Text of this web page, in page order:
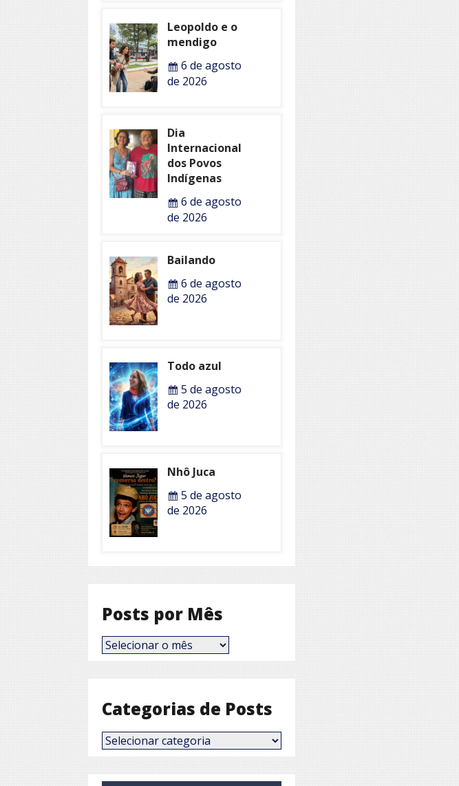
Leopoldo e o
mendigo
6 de agosto
de 2026
Dia
Internacional
dos Povos
Indígenas
6 de agosto
de 2026
Bailando
6 de agosto
de 2026
Todo azul
5 de agosto
de 2026
Nhô Juca
5 de agosto
de 2026
Posts por Mês
Posts
por
Categorias de Posts
Categorias
de